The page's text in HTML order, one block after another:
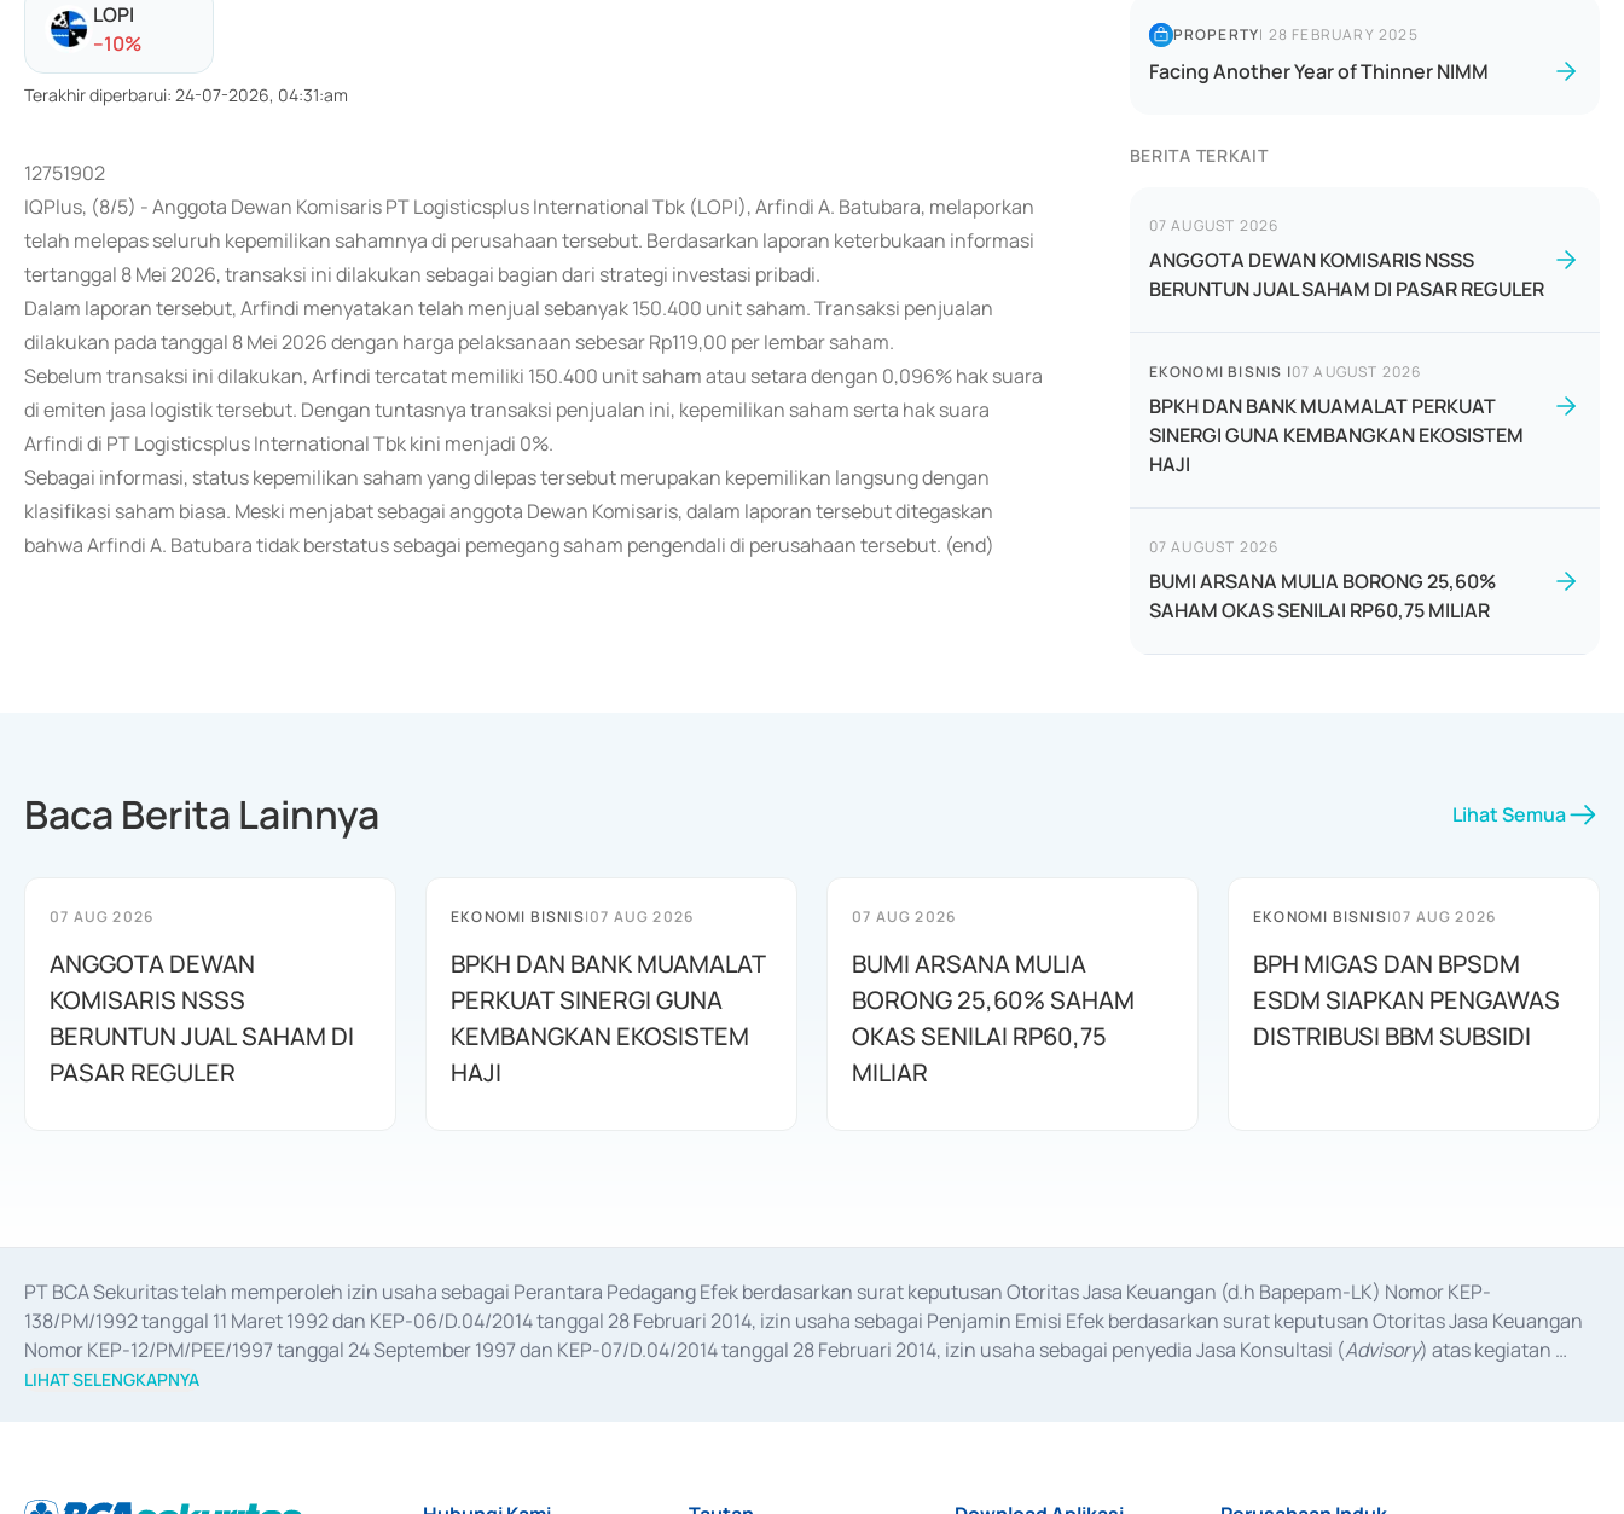
LOPI
--10%
Terakhir diperbarui: 24-07-2026, 04:31:am
12751902
IQPlus, (8/5) - Anggota Dewan Komisaris PT Logisticsplus International Tbk (LOPI), Arfindi A. Batubara, melaporkan
telah melepas seluruh kepemilikan sahamnya di perusahaan tersebut. Berdasarkan laporan keterbukaan informasi
tertanggal 8 Mei 2026, transaksi ini dilakukan sebagai bagian dari strategi investasi pribadi.
Dalam laporan tersebut, Arfindi menyatakan telah menjual sebanyak 150.400 unit saham. Transaksi penjualan
dilakukan pada tanggal 8 Mei 2026 dengan harga pelaksanaan sebesar Rp119,00 per lembar saham.
Sebelum transaksi ini dilakukan, Arfindi tercatat memiliki 150.400 unit saham atau setara dengan 0,096% hak suara
di emiten jasa logistik tersebut. Dengan tuntasnya transaksi penjualan ini, kepemilikan saham serta hak suara
Arfindi di PT Logisticsplus International Tbk kini menjadi 0%.
Sebagai informasi, status kepemilikan saham yang dilepas tersebut merupakan kepemilikan langsung dengan
klasifikasi saham biasa. Meski menjabat sebagai anggota Dewan Komisaris, dalam laporan tersebut ditegaskan
bahwa Arfindi A. Batubara tidak berstatus sebagai pemegang saham pengendali di perusahaan tersebut. (end)
PROPERTY| 28 FEBRUARY 2025
Facing Another Year of Thinner NIMM
BERITA TERKAIT
07 AUGUST 2026
ANGGOTA DEWAN KOMISARIS NSSS
BERUNTUN JUAL SAHAM DI PASAR REGULER
EKONOMI BISNIS |07 AUGUST 2026
BPKH DAN BANK MUAMALAT PERKUAT
SINERGI GUNA KEMBANGKAN EKOSISTEM
HAJI
07 AUGUST 2026
BUMI ARSANA MULIA BORONG 25,60%
SAHAM OKAS SENILAI RP60,75 MILIAR
Baca Berita Lainnya Lihat Semua
07 AUG 2026
ANGGOTA DEWAN
KOMISARIS NSSS
BERUNTUN JUAL SAHAM DI
PASAR REGULER
EKONOMI BISNIS|07 AUG 2026
BPKH DAN BANK MUAMALAT
PERKUAT SINERGI GUNA
KEMBANGKAN EKOSISTEM
HAJI
07 AUG 2026
BUMI ARSANA MULIA
BORONG 25,60% SAHAM
OKAS SENILAI RP60,75
MILIAR
EKONOMI BISNIS|07 AUG 2026
BPH MIGAS DAN BPSDM
ESDM SIAPKAN PENGAWAS
DISTRIBUSI BBM SUBSIDI
PT BCA Sekuritas telah memperoleh izin usaha sebagai Perantara Pedagang Efek berdasarkan surat keputusan Otoritas Jasa Keuangan (d.h Bapepam-LK) Nomor KEP-
138/PM/1992 tanggal 11 Maret 1992 dan KEP-06/D.04/2014 tanggal 28 Februari 2014, izin usaha sebagai Penjamin Emisi Efek berdasarkan surat keputusan Otoritas Jasa Keuangan
Nomor KEP-12/PM/PEE/1997 tanggal 24 September 1997 dan KEP-07/D.04/2014 tanggal 28 Februari 2014, izin usaha sebagai penyedia Jasa Konsultasi (Advisory) atas kegiatan
merger, akuisisi, divestasi, dan
LIHAT SELENGKAPNYA